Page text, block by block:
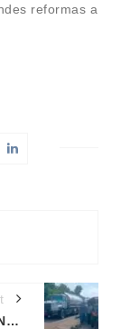
reformas a
SE VUELCA CAMIÓN EN CARRETERA SÁNCHEZ, EN QUITA SUEÑO; HAY UN HERIDO